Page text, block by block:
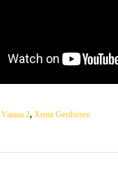
Vaiana 2, Xenia Gesthüsen